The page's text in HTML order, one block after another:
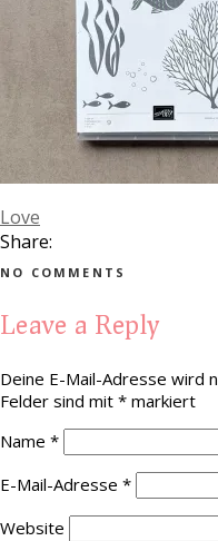
Love
Share:
NO COMMENTS
Leave a Reply
Deine E-Mail-Adresse wird
Felder sind mit * markiert
Name *
E-Mail-Adresse *
Website